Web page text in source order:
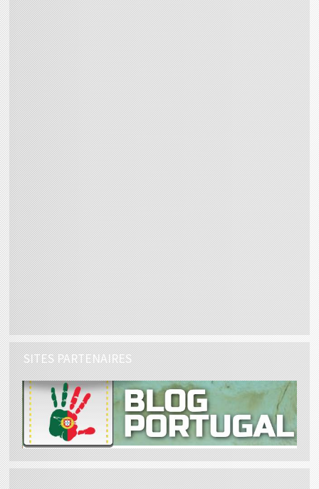
SITES PARTENAIRES